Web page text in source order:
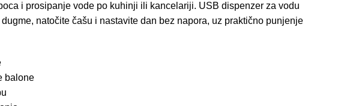
i prosipanje vode po kuhinji ili kancelariji. USB dispenzer za vodu
natočite čašu i nastavite dan bez napora, uz praktično punjenje
balone